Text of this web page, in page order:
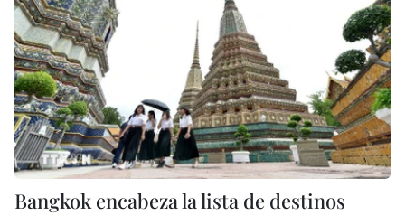
Bangkok encabeza la lista de destinos